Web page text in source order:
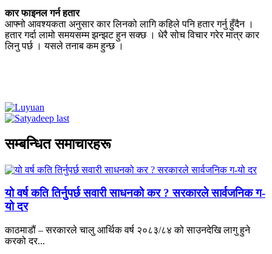
कार फाइनल गर्न हतार
आफ्नो आवश्यकता अनुसार कार लिनको लागि कहिले पनि हतार गर्नु हुँदैन ।
हतार गर्दा लामो समयसम्म झन्झट हुन सक्छ । धेरै सोच विचार गरेर मात्र कार
लिनु पर्छ । यसले तनाब कम हुन्छ ।
सम्बन्धित समाचारहरू
यो वर्ष कति तिर्नुपर्छ सवारी साधनको कर ? सरकारले सार्वजनिक ग-
यो दर
काठमाडौं – सरकारले चालु आर्थिक वर्ष २०८३/८४ को साउनदेखि लागु हुने
करको दर...